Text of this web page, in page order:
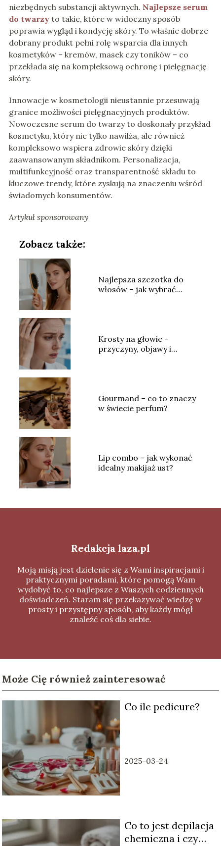
niezbędnych substancji aktywnych. Najlepsze serum
do twarzyto takie, które w widoczny sposób
poprawia wygląd i kondycję skóry. To właśnie dobrze
dobrany produkt pełni rolę wsparcia dla innych
kosmetyków – kremów, masek czy toników – co
przekłada się na kompleksową ochronę i pielęgnację
skóry.
Innowacje w kosmetologii nieustannie przesuwają
granice możliwości pielęgnacyjnych produktów.
Nowoczesne serum do twarzy to doskonały przykład
kosmetyku, który nie tylko nawilża, ale również
kompleksowo wspiera zdrowie skóry dzięki
zaawansowanym składnikom. Personalizacja,
multifunkcyjność oraz transparentność składu to
kluczowe trendy, które zyskują na znaczeniu wśród
świadomych konsumentów.
Artykuł sponsorowany
Zobacz także:
Najlepsza szczotka do
włosów – jak wybrać
Krosty na głowie –
przyczyny, objawy i
Gourmand – co to znaczy
w świecie perfum?
Lip combo – jak wykonać
idealny makijaż ust?
Redakcja laza.pl
Moją misją jest dzielenie się z Wami inspiracjami i
praktycznymi poradami, które pomogą Wam
wydobyć to, co najlepsze z Waszych codziennych
doświadczeń. Staram się przekazywać wiedzę w
prosty i przystępny sposób, aby każdy mógł
znaleźć coś dla siebie.
Może Cię również zainteresować
Co ile pedicure?
2025-03-24
Co to jest depilacja
chemiczna i czy